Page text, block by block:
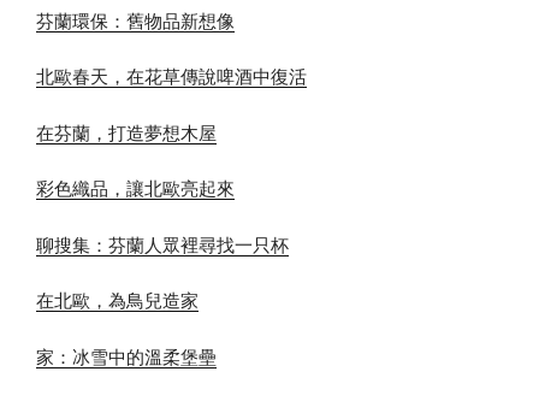
芬蘭環保：舊物品新想像
北歐春天，在花草傳說啤酒中復活
在芬蘭，打造夢想木屋
彩色織品，讓北歐亮起來
聊搜集：芬蘭人眾裡尋找一只杯
在北歐，為鳥兒造家
家：冰雪中的溫柔堡壘